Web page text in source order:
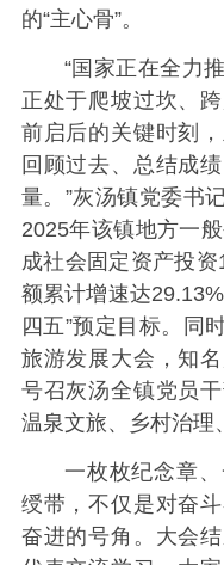
的“主心骨”。
“国家正在全力
正处于爬坡过坎、
前启后的关键时刻
回顾过去、总结成
量。”灰汤镇党委书
2025年该镇地方一
成社会固定资产投
额累计增速达
四五”预定目标。同
旅游发展大会，知
号召灰汤全镇党员
温泉文旅、乡村治理
一枚枚纪念章
绶带，不仅是对奋
奋进的号角。大会